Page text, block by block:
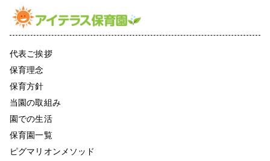
代表ご挨拶
保育理念
保育方針
当園の取組み
園での生活
保育園一覧
ピグマリオンメソッド